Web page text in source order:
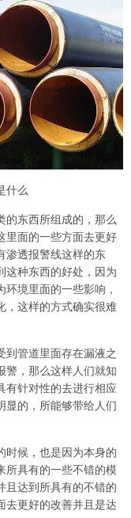
什么
的东西所组成的，那么
里面的一些方面去更好
渗透报警线这样的东
这种东西的好处，因为
境里面的一些影响，
，这样的方式确实很难
到管道里面存在漏液之
警，那么这样人们就知
有针对性的去进行相应
显的，所能够带给人们
时候，也是因为本身的
所具有的一些不错的模
且达到所具有的不错的
去更好的改善并且是达